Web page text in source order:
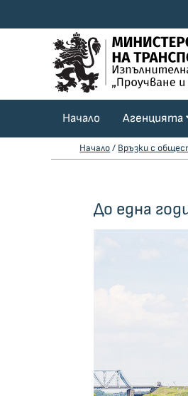
Начало Агенцията
Начало/ Връзки с
До една